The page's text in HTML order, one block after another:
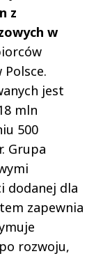
z
w
jest
mln
500
Grupa
dodanej dla
zapewnia
rozwoju,